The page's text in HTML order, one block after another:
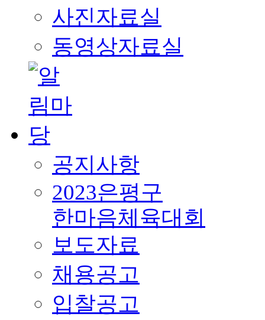
사진자료실
동영상자료실
공지사항
2023은평구
한마음체육대회
보도자료
채용공고
입찰공고